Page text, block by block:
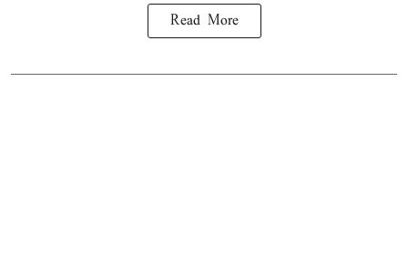
Read More